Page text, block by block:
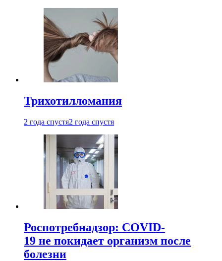
Трихотилломания
2 года спустя2 года спустя
Роспотребнадзор: COVID-
19 не покидает организм после
болезни